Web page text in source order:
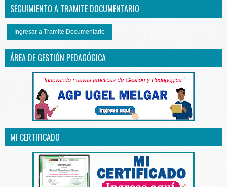
SEGUIMIENTO A TRAMITE DOCUMENTARIO
Ingresar a Tramite Documentario
ÁREA DE GESTIÓN PEDAGÓGICA
MI CERTIFICADO